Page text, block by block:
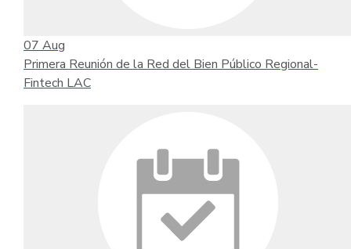
07 Aug
Primera Reunión de la Red del Bien Público Regional-
Fintech LAC